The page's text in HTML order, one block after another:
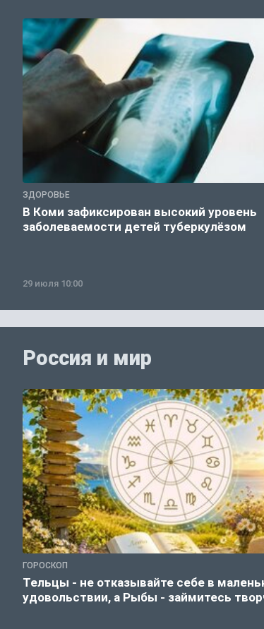
ЗДОРОВЬЕ
В Коми зафиксирован высокий уровень
заболеваемости детей туберкулёзом
29 июля 10:00
Россия и мир
ГОРОСКОП
Тельцы - не отказывайте себе в
удовольствии, а Рыбы - займитесь